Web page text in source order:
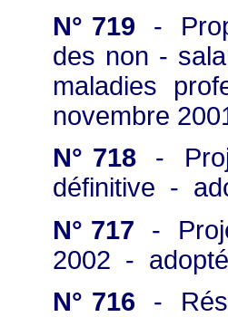
N° 719 -
des non -
maladies
novembre
N° 718-
définitive -
N° 717 -
2002 -
N° 716 -